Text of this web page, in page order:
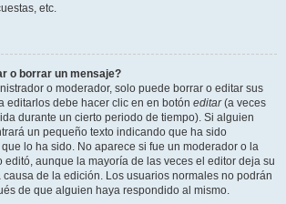
etc.
o borrar un mensaje?
o moderador, solo puede borrar o editar sus
editarlos debe hacer clic en en botón editar(a veces
durante un cierto periodo de tiempo). Si alguien
un pequeño texto indicando que ha sido
lo ha sido. No aparece si fue un moderador o la
aunque la mayoría de las veces el editor deja su
de la edición. Los usuarios normales no podrán
de que alguien haya respondido al mismo.